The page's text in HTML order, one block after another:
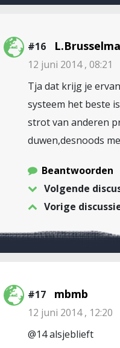
#16
12 juni 2014 , 08:21
Tja dat krijg je
systeem het beste
strot van anderen
duwen,desnoods
Beantwoorden
Volgende
Vorige
#17 mbmb
12 juni 2014 , 12:20
@14 alsjeblieft